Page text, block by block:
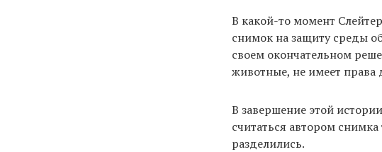
В какой-то момент
снимок на защиту среды
своем окончательном
животные, не имеет права
В завершение этой
считаться автором
разделились.